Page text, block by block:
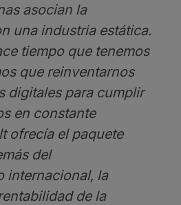
asocian la
una industria estática.
tiempo que tenemos
que reinventarnos
digitales para cumplir
en constante
ofrecía el paquete
del
internacional, la
de la